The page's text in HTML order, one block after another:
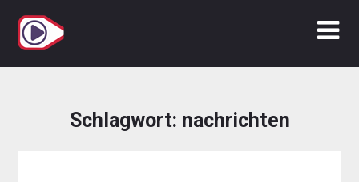
Inhalt
springen
Schlagwort: nachrichten